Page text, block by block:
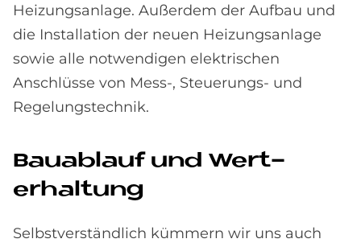
Heizungsanlage. Außerdem der Aufbau und
die Installation der neuen Heizungsanlage
sowie alle notwendigen elektrischen
Anschlüsse von Mess-, Steuerungs- und
Regelungstechnik.
Bau­ab­lauf und Wert­
erhal­tung
Selbstverständlich kümmern wir uns auch